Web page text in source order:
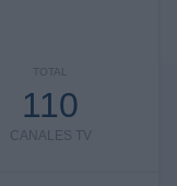
TOTAL
110
CANALES TV